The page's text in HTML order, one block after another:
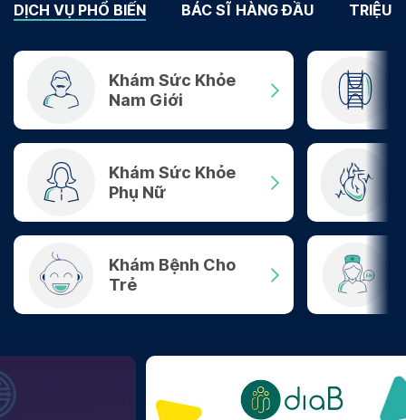
DỊCH VỤ PHỔ BIẾN BÁC SĨ HÀNG ĐẦU TRIỆU
Khám Sức Khỏe
Nam Giới
Khám Sức Khỏe
Phụ Nữ
Khám Bệnh Cho
Trẻ